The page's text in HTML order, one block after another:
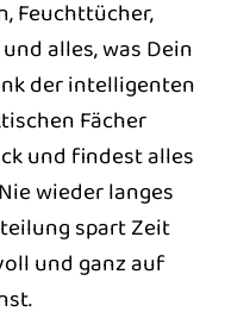
Feuchttücher,
alles, was Dein
der intelligenten
Fächer
und findest alles
wieder langes
spart Zeit
und ganz auf